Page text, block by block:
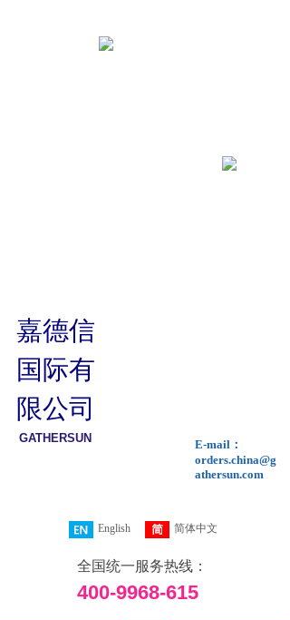
嘉德信
国际有
限公司
GATHERSUN
E-mail：
orders.china@g
athersun.com
全国统一服务热线：
400-9968-615
English 简体中文